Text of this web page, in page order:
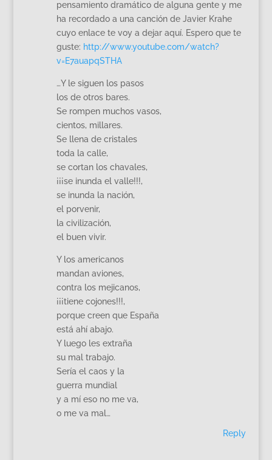
pensamiento dramático de alguna gente y me
ha recordado a una canción de Javier Krahe
cuyo enlace te voy a dejar aquí. Espero que te
guste: http://www.youtube.com/watch?
v=E7auapqSTHA
…Y le siguen los pasos
los de otros bares.
Se rompen muchos vasos,
cientos, millares.
Se llena de cristales
toda la calle,
se cortan los chavales,
¡¡¡se inunda el valle!!!,
se inunda la nación,
el porvenir,
la civilización,
el buen vivir.
Y los americanos
mandan aviones,
contra los mejicanos,
¡¡¡tiene cojones!!!,
porque creen que España
está ahí abajo.
Y luego les extraña
su mal trabajo.
Sería el caos y la
guerra mundial
y a mí eso no me va,
o me va mal…
Reply